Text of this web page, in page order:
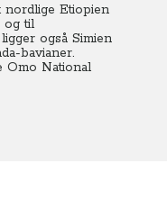
nordlige Etiopien
og til
også Simien
bavianer.
Omo National